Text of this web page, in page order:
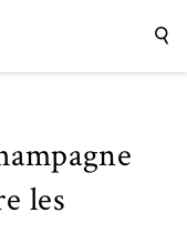
les